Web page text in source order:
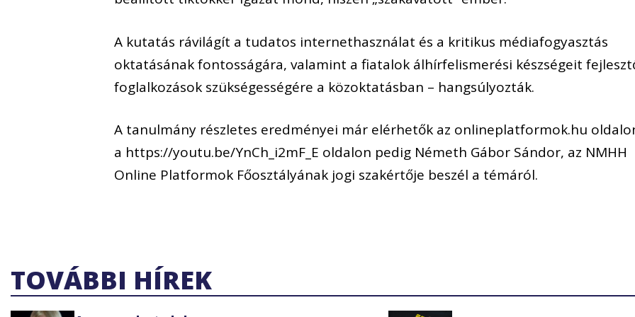
A kutatás rávilágít a tudatos internethasználat és a kritikus médiafogyasztás
oktatásának fontosságára, valamint a fiatalok álhírfelismerési készségeit
foglalkozások szükségességére a közoktatásban – hangsúlyozták.
A tanulmány részletes eredményei már elérhetők az onlineplatformok.hu
a https://youtu.be/YnCh_i2mF_E oldalon pedig Németh Gábor Sándor, az NMHH
Online Platformok Főosztályának jogi szakértője beszél a témáról.
TOVÁBBI HÍREK